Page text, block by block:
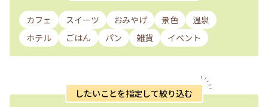
カフェ スイーツ おみやげ 景色
温泉
ホテル
ごはん パン 雑貨 イベント
したいことを指定して絞り込む